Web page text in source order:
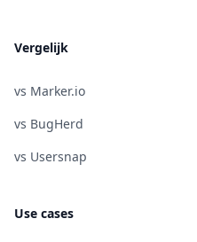
Vergelijk
vs Marker.io
vs BugHerd
vs Usersnap
Use cases